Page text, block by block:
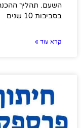
השעם. תהליך
בסביבות 10 שנים
קרא עוד »